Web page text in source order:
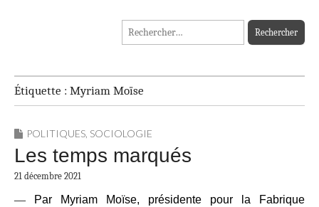
MADININ'ART
Rechercher :
Étiquette : Myriam Moïse
POLITIQUES, SOCIOLOGIE
Les temps marqués
21 décembre 2021
— Par
Myriam Moïse, présidente pour la Fabrique